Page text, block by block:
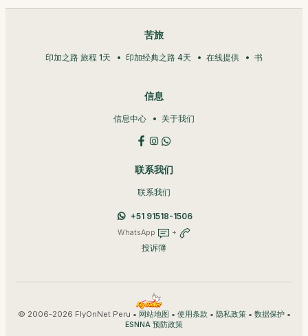
苦旅
印加之路 旅程 1天 印加经典之路 4天 在线提供 书
信息
信息中心 关于我们
联系我们
联系我们
+51 91518-1506
WhatsApp +
投诉簿
© 2006-2026 FlyOnNet Peru • 网站地图 • 使用条款 • 隐私政策• 数据保护•
ESNNA 预防政策